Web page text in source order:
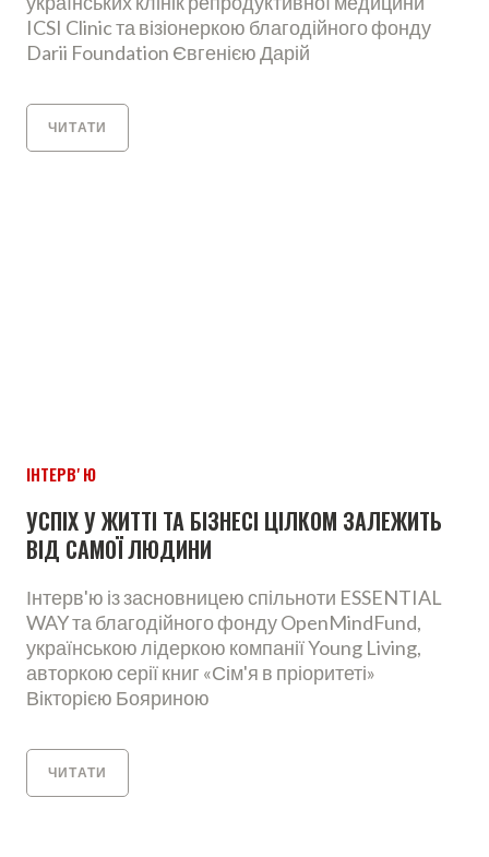
ICSI Clinic та візіонеркою благодійного фонду
Darii Foundation Євгенією Дарій
ЧИТАТИ
ІНТЕРВʼЮ
УСПІХ У ЖИТТІ ТА БІЗНЕСІ ЦІЛКОМ ЗАЛЕЖИТЬ
ВІД САМОЇ ЛЮДИНИ
Інтерв'ю із засновницею спільноти ESSENTIAL
WAY та благодійного фонду OpenMindFund,
українською лідеркою компанії Young Living,
авторкою серії книг «Сім'я в пріоритеті»
Вікторією Бояриною
ЧИТАТИ